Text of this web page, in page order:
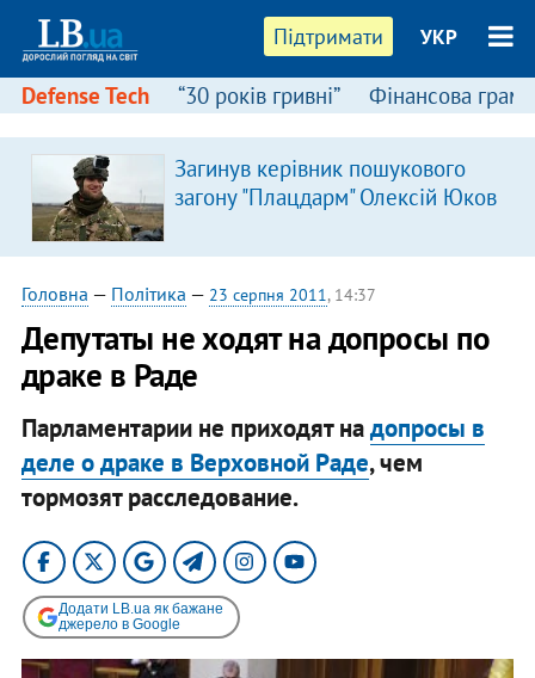
Підтримати УКР
Defense Tech “30 років гривні” Фінансова
Загинув керівник пошукового
загону "Плацдарм" Олексій Юков
Головна — Політика — 23 серпня 2011, 14:37
Депутаты не ходят на допросы по
драке в Раде
Парламентарии не приходят надопросы в
деле о драке в Верховной Раде, чем
тормозят расследование.
Додати LB.ua як бажане
джерело в Google